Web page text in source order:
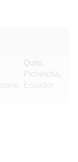
Quito,
Pichincha,